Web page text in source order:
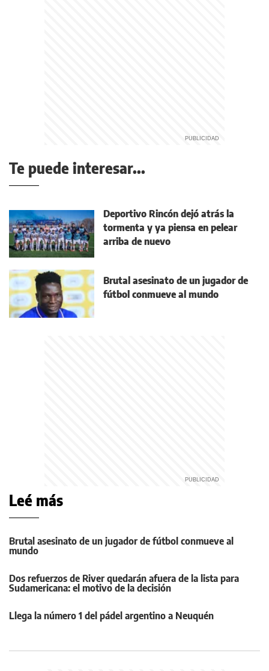
Te puede interesar...
Deportivo Rincón dejó atrás la
tormenta y ya piensa en pelear
arriba de nuevo
Brutal asesinato de un jugador de
fútbol conmueve al mundo
Leé más
Brutal asesinato de un jugador de fútbol conmueve al
mundo
Dos refuerzos de River quedarán afuera de la lista para
Sudamericana: el motivo de la decisión
Llega la número 1 del pádel argentino a Neuquén